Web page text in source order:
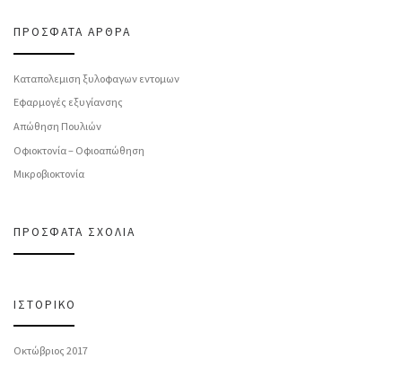
ΠΡΌΣΦΑΤΑ ΆΡΘΡΑ
Καταπολεμιση ξυλοφαγων εντομων
Εφαρμογές εξυγίανσης
Απώθηση Πουλιών
Οφιοκτονία – Οφιοαπώθηση
Μικροβιοκτονία
ΠΡΌΣΦΑΤΑ ΣΧΌΛΙΑ
ΙΣΤΟΡΙΚΌ
Οκτώβριος 2017